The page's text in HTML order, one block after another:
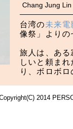
Chang Jung Lin
台湾の未来電
像祭」より
旅人は、あ
しいと頼ま
り、ボロボ
2014